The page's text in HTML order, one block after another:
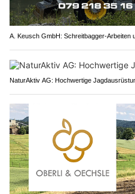
A. Keusch GmbH: Schreitbagger-Arbeiten
NaturAktiv AG: Hochwertige